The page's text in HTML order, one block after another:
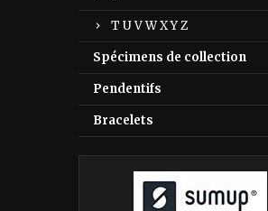
T U V W X Y Z
Spécimens de collection
Pendentifs
Bracelets